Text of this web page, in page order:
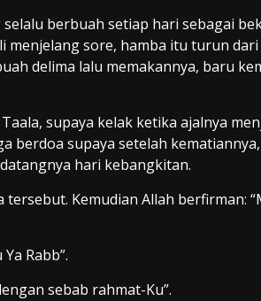
berbuah setiap hari sebagai
menjelang sore, hamba itu turun
delima lalu memakannya, baru
supaya kelak ketika ajalnya
berdoa supaya setelah
hari kebangkitan.
Kemudian Allah berfirman:
Rabb”.
sebab rahmat-Ku”.